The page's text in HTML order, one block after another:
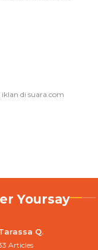
Jimat di Pakansari
Yoursay
Q.
Articles